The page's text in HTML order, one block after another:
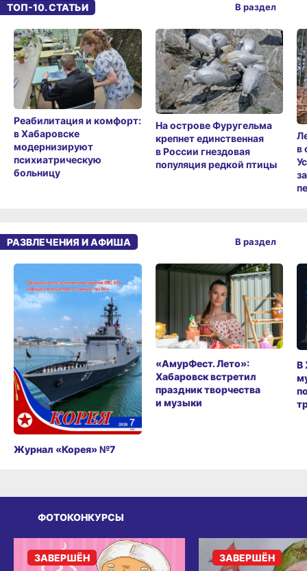
ТОП-10. СТАТЬИ
Реабилитация и комфорт:
в Хабаровске
модернизируют
психиатрическую
больницу
На острове Фуругельма
крепнет единственная
в России гнездовая
популяция редкой птицы
в
В раздел
РАЗВЛЕЧЕНИЯ И АФИША
Журнал «Корея» №7
«АмурФест. Лето»:
Хабаровск встретил
праздник творчества
и музыки
В
В раздел
ФОТОКОНКУРСЫ
ЗАВЕРШЁН ЗАВЕРШЁН